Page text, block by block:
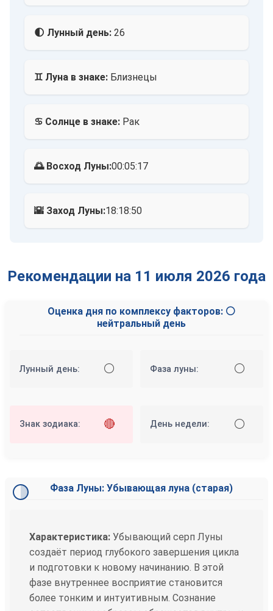
🌓 Лунный день: 26
♊ Луна в знаке: Близнецы
♋ Солнце в знаке: Рак
🌅 Восход Луны:00:05:17
🌇 Заход Луны:18:18:50
Рекомендации на 11 июля 2026 года
Оценка дня по комплексу факторов: ⚪
нейтральный день
Лунный день: ⚪ Фаза луны: ⚪
Знак зодиака: 🔴 День недели: ⚪
Фаза Луны: Убывающая луна (старая)
Характеристика: Убывающий серп Луны
создаёт период глубокого завершения цикла
и подготовки к новому начинанию. В этой
фазе внутреннее восприятие становится
более тонким и интуитивным. Сознание